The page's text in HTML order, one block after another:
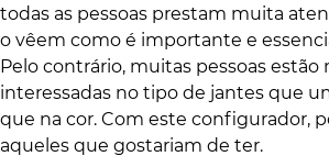
todas as pessoas prestam muita
o vêem como é importante e
Pelo contrário, muitas pessoas estão
interessadas no tipo de jantes que
que na cor. Com este configurador,
aqueles que gostariam de ter.